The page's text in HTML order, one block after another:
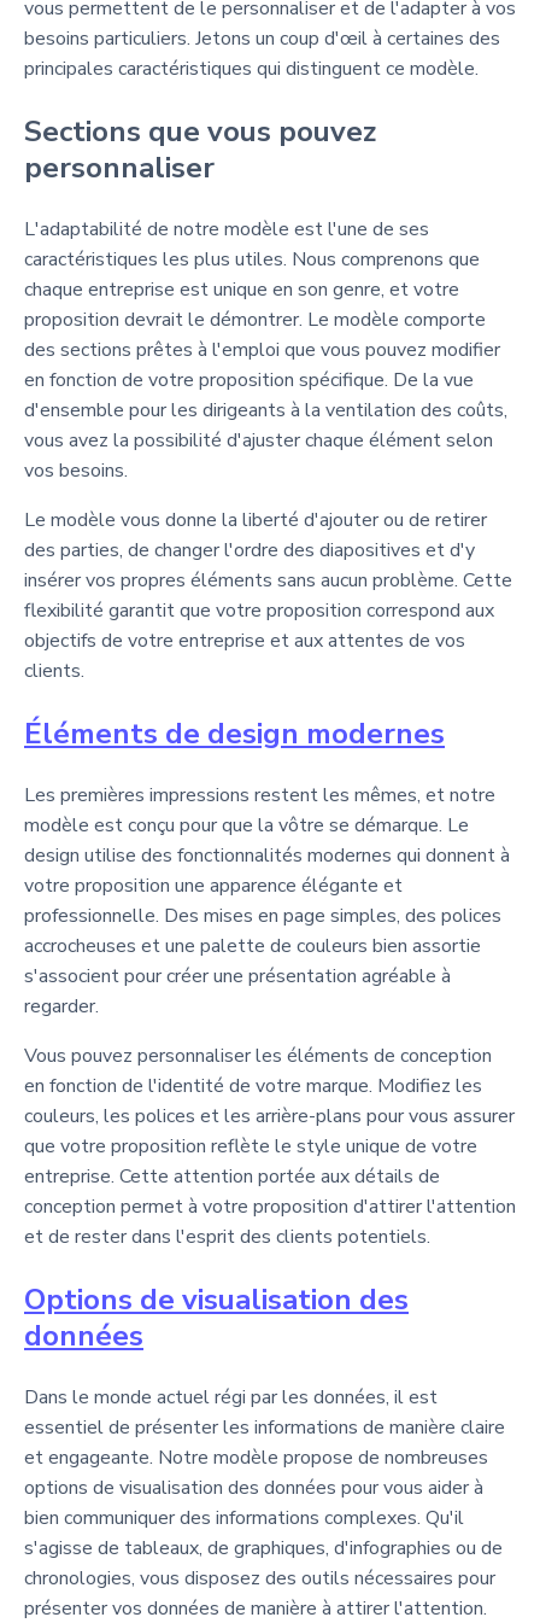
vous permettent de le personnaliser et de l'adapter à vos
besoins particuliers. Jetons un coup d'œil à certaines des
principales caractéristiques qui distinguent ce modèle.
Sections que vous pouvez
personnaliser
L'adaptabilité de notre modèle est l'une de ses
caractéristiques les plus utiles. Nous comprenons que
chaque entreprise est unique en son genre, et votre
proposition devrait le démontrer. Le modèle comporte
des sections prêtes à l'emploi que vous pouvez modifier
en fonction de votre proposition spécifique. De la vue
d'ensemble pour les dirigeants à la ventilation des coûts,
vous avez la possibilité d'ajuster chaque élément selon
vos besoins.
Le modèle vous donne la liberté d'ajouter ou de retirer
des parties, de changer l'ordre des diapositives et d'y
insérer vos propres éléments sans aucun problème. Cette
flexibilité garantit que votre proposition correspond aux
objectifs de votre entreprise et aux attentes de vos
clients.
Éléments de design modernes
Les premières impressions restent les mêmes, et notre
modèle est conçu pour que la vôtre se démarque. Le
design utilise des fonctionnalités modernes qui donnent à
votre proposition une apparence élégante et
professionnelle. Des mises en page simples, des polices
accrocheuses et une palette de couleurs bien assortie
s'associent pour créer une présentation agréable à
regarder.
Vous pouvez personnaliser les éléments de conception
en fonction de l'identité de votre marque. Modifiez les
couleurs, les polices et les arrière-plans pour vous assurer
que votre proposition reflète le style unique de votre
entreprise. Cette attention portée aux détails de
conception permet à votre proposition d'attirer l'attention
et de rester dans l'esprit des clients potentiels.
Options de visualisation des
données
Dans le monde actuel régi par les données, il est
essentiel de présenter les informations de manière claire
et engageante. Notre modèle propose de nombreuses
options de visualisation des données pour vous aider à
bien communiquer des informations complexes. Qu'il
s'agisse de tableaux, de graphiques, d'infographies ou de
chronologies, vous disposez des outils nécessaires pour
présenter vos données de manière à attirer l'attention.